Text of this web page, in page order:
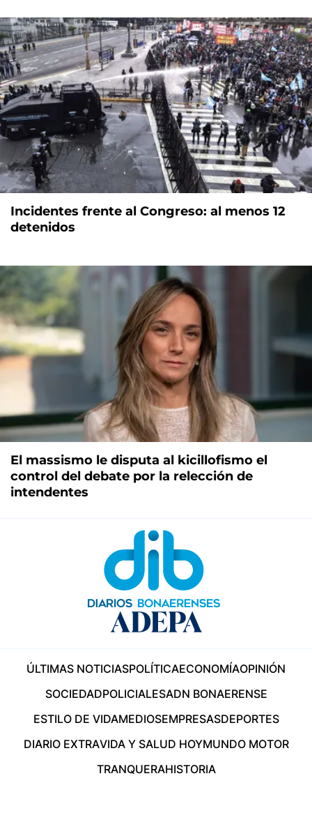
Incidentes frente al Congreso: al menos 12
detenidos
El massismo le disputa al kicillofismo el
control del debate por la relección de
intendentes
ÚLTIMAS NOTICIASPOLÍTICAECONOMÍAOPINIÓN
SOCIEDADPOLICIALESADN BONAERENSE
ESTILO DE VIDAMEDIOSEMPRESASDEPORTES
DIARIO EXTRAVIDA Y SALUD HOYMUNDO MOTOR
TRANQUERAHISTORIA